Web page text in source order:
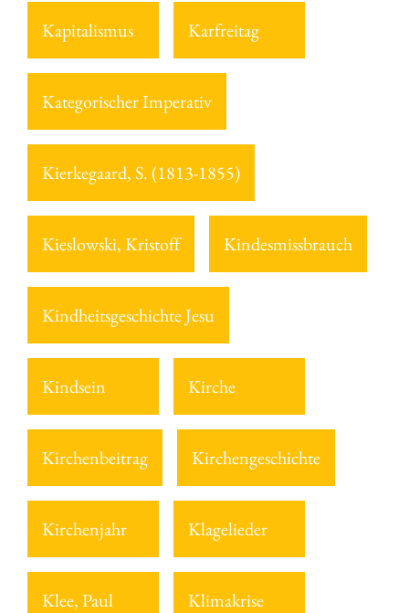
Kapitalismus Karfreitag
Kategorischer Imperativ
Kierkegaard, S. (1813-1855)
Kieslowski, Kristoff Kindesmissbrauch
Kindheitsgeschichte Jesu
Kindsein Kirche
Kirchenbeitrag Kirchengeschichte
Kirchenjahr Klagelieder
Klee, Paul Klimakrise